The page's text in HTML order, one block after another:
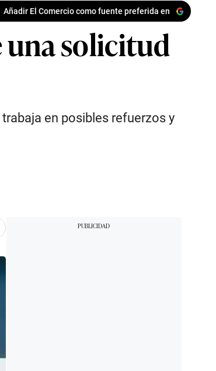
Añadir El Comercio como fuente preferida en
una solicitud
en posibles refuerzos y